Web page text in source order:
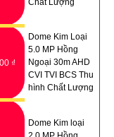
Chất Lượng
₫
Dome Kim Loại
5.0 MP Hồng
Ngoại 30m AHD
CVI TVI BCS Thu
hình Chất Lượng
Dome Kim loại